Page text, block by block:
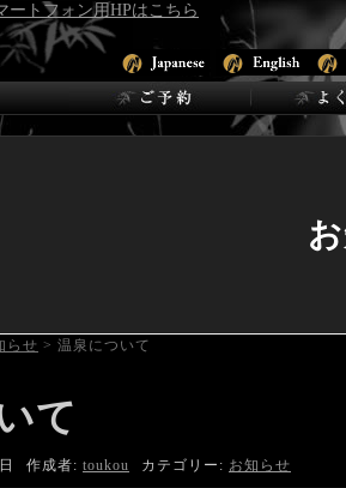
らせ > 温泉について
て
作成者: toukou カテゴリー: お知らせ